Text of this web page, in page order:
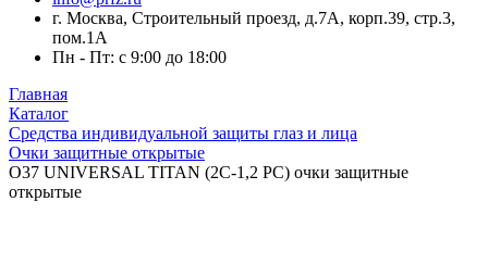
г. Москва, Строительный проезд, д.7А, корп.39, стр.3,
пом.1А
Пн - Пт: с 9:00 до 18:00
Главная
Каталог
Средства индивидуальной защиты глаз и лица
Очки защитные открытые
О37 UNIVERSAL TITAN (2С-1,2 PС) очки защитные
открытые